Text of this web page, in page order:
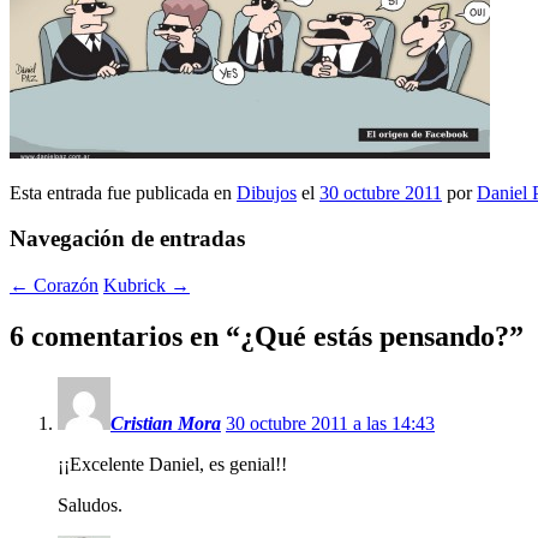
Esta entrada fue publicada en Dibujos el 30 octubre 2011 porDaniel
Navegación de entradas
← Corazón Kubrick →
6 comentarios en “¿Qué estás pensando?”
Cristian Mora 30 octubre 2011 a las 14:43
¡¡Excelente Daniel, es genial!!
Saludos.